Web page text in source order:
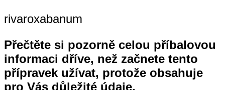
rivaroxabanum
Přečtěte si pozorně celou příbalovou
informaci dříve, než začnete tento
přípravek užívat, protože obsahuje
pro Vás důležité údaje.